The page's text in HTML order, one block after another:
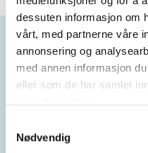
dessuten informasjon om
vårt, med partnerne våre
annonsering og
med annen informasjon
eller som de har samlet
Nødvendig
Løsninger
Produksjons-